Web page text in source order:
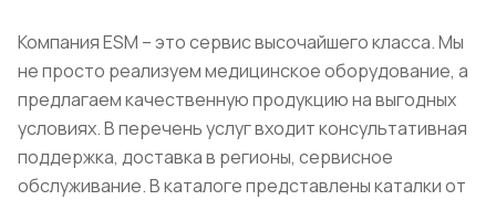
Компания ESM – это сервис высочайшего класса. Мы
не просто реализуем медицинское оборудование, а
предлагаем качественную продукцию на выгодных
условиях. В перечень услуг входит консультативная
поддержка, доставка в регионы, сервисное
обслуживание. В каталоге представлены каталки от